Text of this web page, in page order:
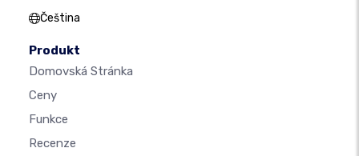
Čeština
Produkt
Domovská Stránka
Ceny
Funkce
Recenze